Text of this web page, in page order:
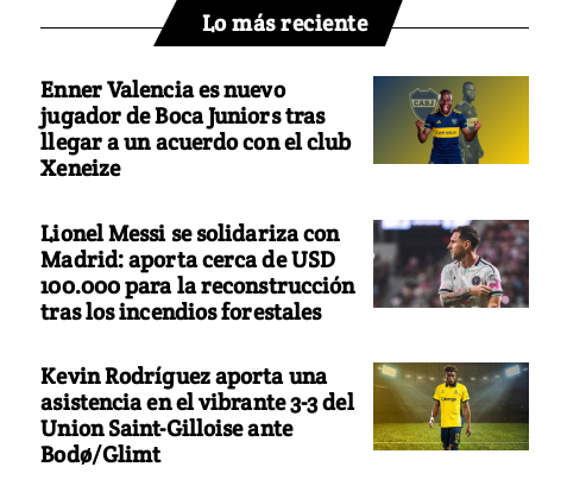
Lo más reciente
Enner Valencia es nuevo
jugador de Boca Juniors tras
llegar a un acuerdo con el club
Xeneize
Lionel Messi se solidariza con
Madrid: aporta cerca de USD
100.000 para la reconstrucción
tras los incendios forestales
Kevin Rodríguez aporta una
asistencia en el vibrante 3-3 del
Union Saint-Gilloise ante
Bodø/Glimt